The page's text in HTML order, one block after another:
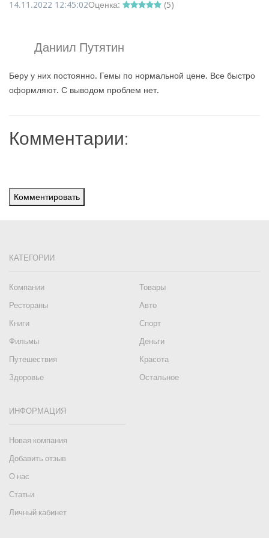
14.11.2022 12:45:02Оценка: (5)
Даниил Путятин
Беру у них постоянно. Гемы по нормальной цене. Все быстро
оформляют. С выводом проблем нет.
Комментарии:
Комментировать
КАТЕГОРИИ
Компании
Товары
Рестораны
Авто
Книги
Спорт
Фильмы
Деньги
Путешествия
Красота
Здоровье
Остальное
ИНФОРМАЦИЯ
Новая компания
Добавить отзыв
О нас
Статьи
Личный кабинет